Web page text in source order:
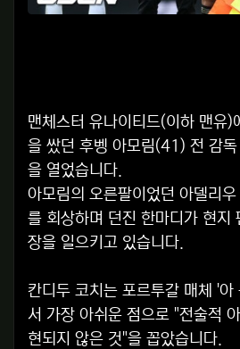
맨체스터 유나이티드(이하 맨유
을 쌌던 후벵 아모림(41) 전 감
을 열었습니다.
아모림의 오른팔이었던 아델리
를 회상하며 던진 한마디가 현지
장을 일으키고 있습니다.
칸디두 코치는 포르투갈 매체 '아
서 가장 아쉬운 점으로 "전술적
현되지 않은 것"을 꼽았습니다.